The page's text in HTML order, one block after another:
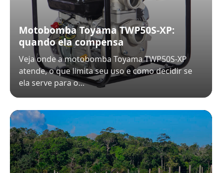
Motobomba Toyama TWP50S-XP:
quando ela compensa
Veja onde a motobomba Toyama TWP50S-XP
atende, o que limita seu uso e como decidir se
ela serve para o…